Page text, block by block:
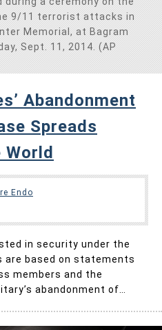
9/11 terrorist attacks in
Memorial, at Bagram
Sept. 11, 2014. (AP
Abandonment
Spreads
Endo
in security under the
are based on statements
members and the
abandonment of